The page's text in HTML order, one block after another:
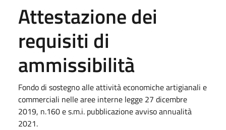
Attestazione dei
requisiti di
ammissibilità
Fondo di sostegno alle attività economiche artigianali e
commerciali nelle aree interne legge 27 dicembre
2019, n.160 e s.m.i. pubblicazione avviso annualità
2021.